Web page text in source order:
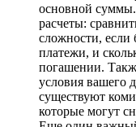
основной суммы.
расчеты:
сложности, если
платежи, и
погашении.
условия вашего
существуют
которые могут